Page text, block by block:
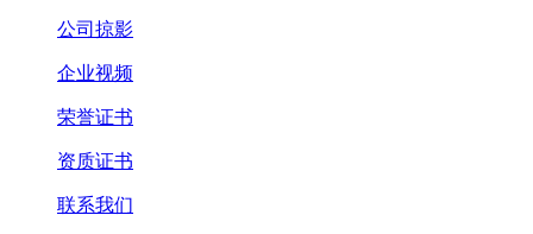
公司掠影
企业视频
荣誉证书
资质证书
联系我们